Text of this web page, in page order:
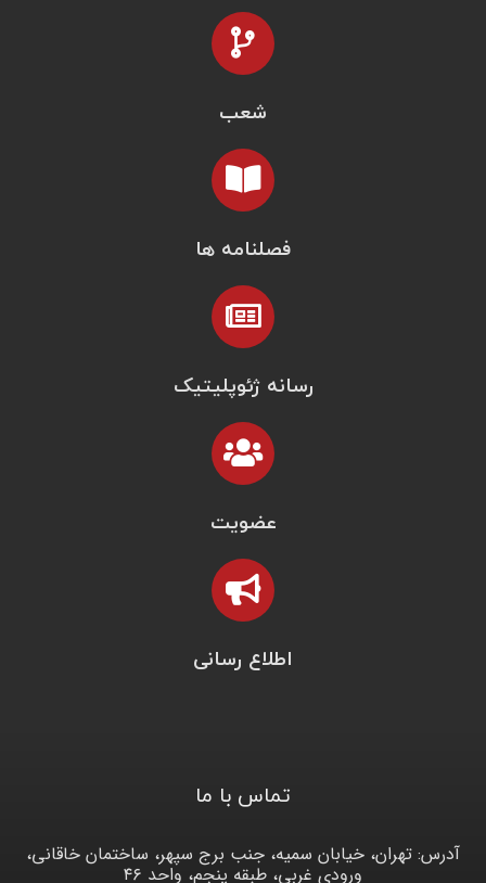
شعب
فصلنامه ها
رسانه ژئوپلیتیک
عضویت
اطلاع رسانی
تماس با ما
آدرس: تهران، خیابان سمیه، جنب برج سپهر، ساختمان خاقانی،
ورودی غربی، طبقه پنجم، واحد ۴۶